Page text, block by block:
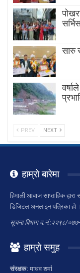
सारु
PREV NEXT
हाम्रो बारेमा
हिमाली आवाज साप्ताहिक
डिजिटल अनलाइन पत्रिका हो ।
सूचना विभाग द.नं.:२२९८/
हाम्रो समुह
संरक्षक: माधव शर्मा